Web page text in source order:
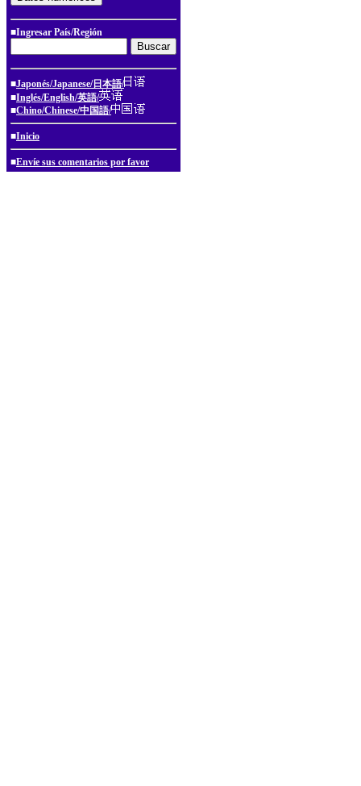
■Ingresar País/Región
■Japonés/Japanese/日本語/
■Inglés/English/英語/
■Chino/Chinese/中国語/
■Inicio
■Envíe sus comentarios por favor